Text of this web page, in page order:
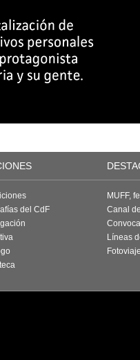
del CdF
MUFF,
Canal
Líneas